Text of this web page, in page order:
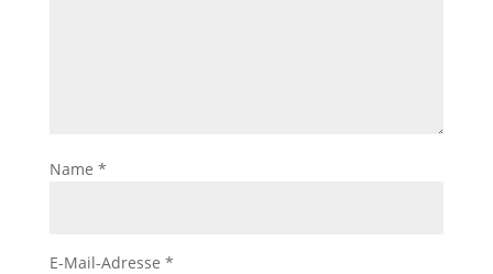
Name *
E-Mail-Adresse *